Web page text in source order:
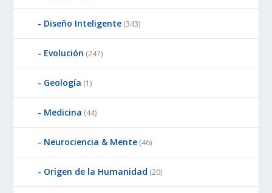
Diseño Inteligente (343)
Evolución (247)
Geología (1)
Medicina (44)
Neurociencia & Mente (46)
Origen de la Humanidad (20)